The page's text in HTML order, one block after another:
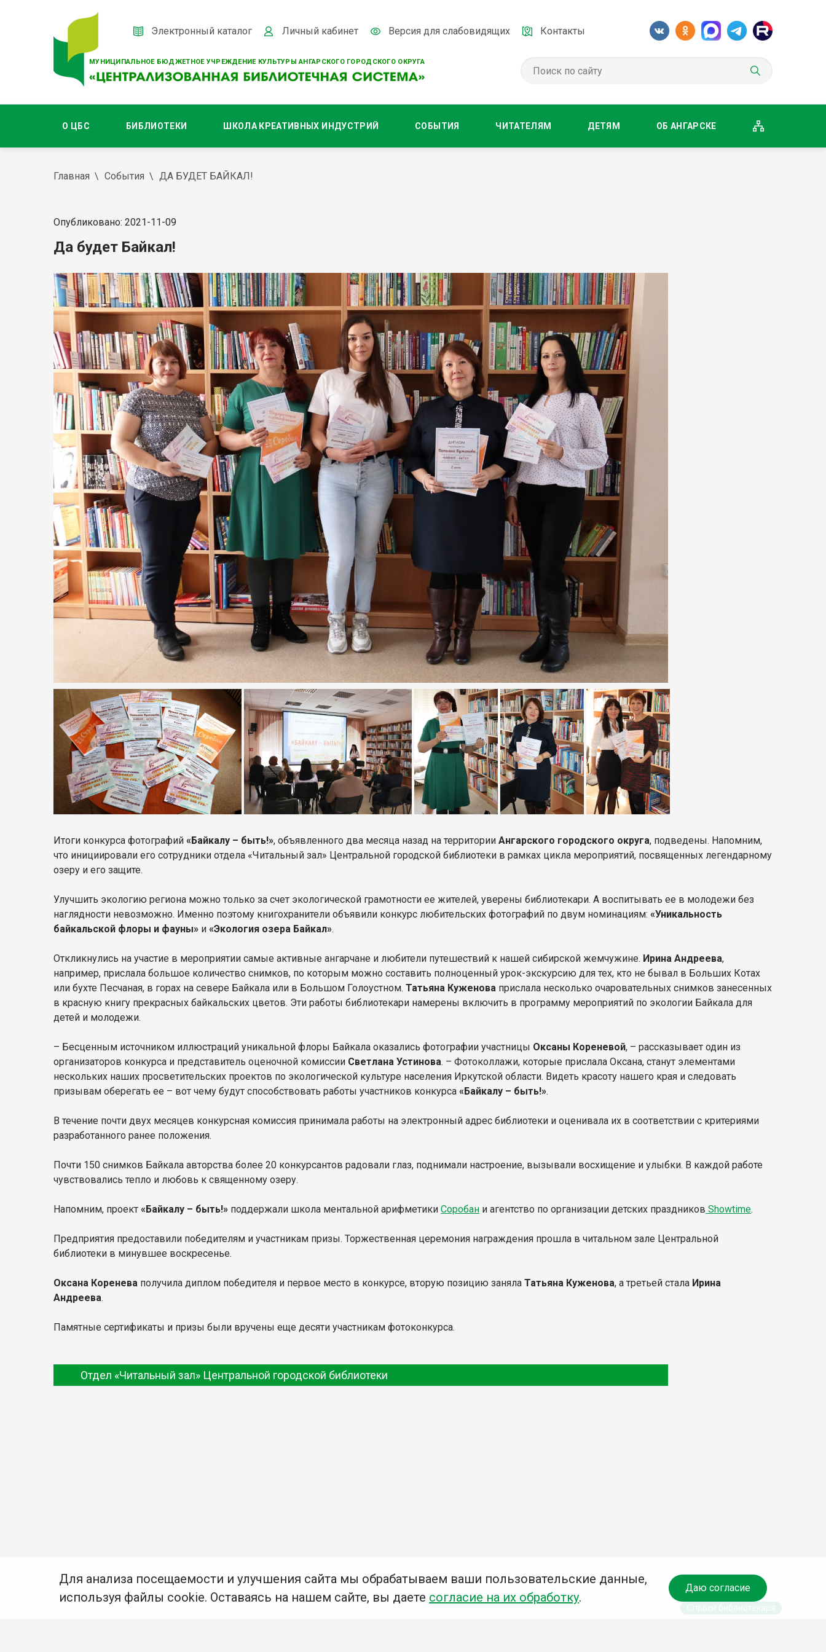
МУНИЦИПАЛЬНОЕ БЮДЖЕТНОЕ УЧРЕЖДЕНИЕ КУЛЬТУРЫ АНГАРСКОГО ГОРОДСКОГО ОКРУГА
Электронный каталог Личный кабинет Версия для слабовидящих Контакты
О ЦБС БИБЛИОТЕКИ ШКОЛА КРЕАТИВНЫХ ИНДУСТРИЙ СОБЫТИЯ ЧИТАТЕЛЯМ ДЕТЯМ ОБ АНГАРСКЕ
Главная События ДА БУДЕТ БАЙКАЛ!
Опубликовано: 2021-11-09
Да будет Байкал!
Итоги конкурса фотографий «Байкалу – быть!», объявленного два месяца назад на территории Ангарского городского округа, подведены. Напомним,
что инициировали его сотрудники отдела «Читальный зал» Центральной городской библиотеки в рамках цикла мероприятий, посвященных легендарному
озеру и его защите.
Улучшить экологию региона можно только за счет экологической грамотности ее жителей, уверены библиотекари. А воспитывать ее в молодежи без
наглядности невозможно. Именно поэтому книгохранители объявили конкурс любительских фотографий по двум номинациям: «Уникальность
байкальской флоры и фауны» и «Экология озера Байкал».
Откликнулись на участие в мероприятии самые активные ангарчане и любители путешествий к нашей сибирской жемчужине. Ирина Андреева,
например, прислала большое количество снимков, по которым можно составить полноценный урок-экскурсию для тех, кто не бывал в Больших Котах
или бухте Песчаная, в горах на севере Байкала или в Большом Голоустном. Татьяна Куженова прислала несколько очаровательных снимков занесенных
в красную книгу прекрасных байкальских цветов. Эти работы библиотекари намерены включить в программу мероприятий по экологии Байкала для
детей и молодежи.
– Бесценным источником иллюстраций уникальной флоры Байкала оказались фотографии участницы Оксаны Кореневой, – рассказывает один из
организаторов конкурса и представитель оценочной комиссии Светлана Устинова. – Фотоколлажи, которые прислала Оксана, станут элементами
нескольких наших просветительских проектов по экологической культуре населения Иркутской области. Видеть красоту нашего края и следовать
призывам оберегать ее – вот чему будут способствовать работы участников конкурса «Байкалу – быть!».
В течение почти двух месяцев конкурсная комиссия принимала работы на электронный адрес библиотеки и оценивала их в соответствии с критериями
разработанного ранее положения.
Почти 150 снимков Байкала авторства более 20 конкурсантов радовали глаз, поднимали настроение, вызывали восхищение и улыбки. В каждой работе
чувствовались тепло и любовь к священному озеру.
Напомним, проект «Байкалу – быть!» поддержали школа ментальной арифметики Соробан и агентство по организации детских праздников Showtime.
Предприятия предоставили победителям и участникам призы. Торжественная церемония награждения прошла в читальном зале Центральной
библиотеки в минувшее воскресенье.
Оксана Коренева получила диплом победителя и первое место в конкурсе, вторую позицию заняла Татьяна Куженова, а третьей стала Ирина
Андреева.
Памятные сертификаты и призы были вручены еще десяти участникам фотоконкурса.
Отдел «Читальный зал» Центральной городской библиотеки
Для анализа посещаемости и улучшения сайта мы обрабатываем ваши пользовательские данные,
используя файлы cookie. Оставаясь на нашем сайте, вы даете согласие на их обработку.
Даю согласие
Спроси библиотекаря